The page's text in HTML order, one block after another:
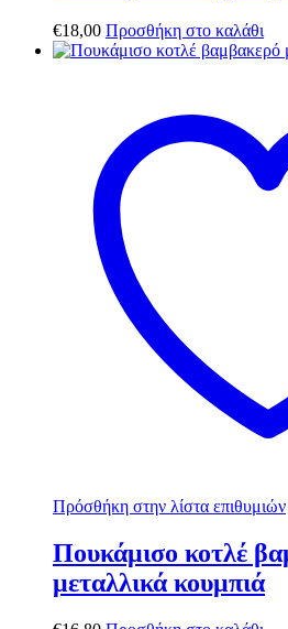
€18,00 Προσθήκη στο καλάθι
Πρόσθήκη στην λίστα επιθυμιών
Πουκάμισο κοτλέ
μεταλλικά κουμπιά